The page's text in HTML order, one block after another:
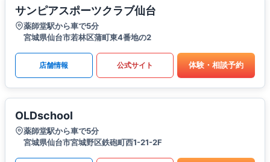
サンピアスポーツクラブ仙台
薬師堂駅から車で5分
宮城県仙台市若林区蒲町東4番地の2
店舗情報 公式サイト 体験・相談予約
OLDschool
薬師堂駅から車で5分
宮城県仙台市宮城野区鉄砲町西1-21-2F